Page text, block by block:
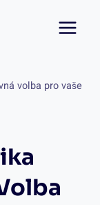
volba pro vaše